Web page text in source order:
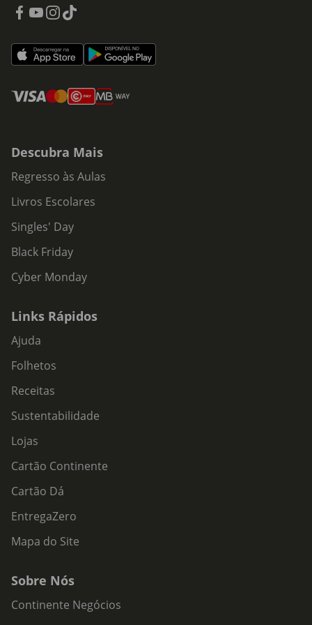
Almofadas decorativas e acessórios para o berço
Muitos especialistas recomendam evitar excessos,
bebés crescem rapidamente.
Descubra Mais
Regresso às Aulas
Livros Escolares
Singles' Day
Black Friday
Cyber Monday
Links Rápidos
Ajuda
Folhetos
Receitas
Sustentabilidade
Lojas
Cartão Continente
Cartão Dá
EntregaZero
Mapa do Site
Sobre Nós
Continente Negócios